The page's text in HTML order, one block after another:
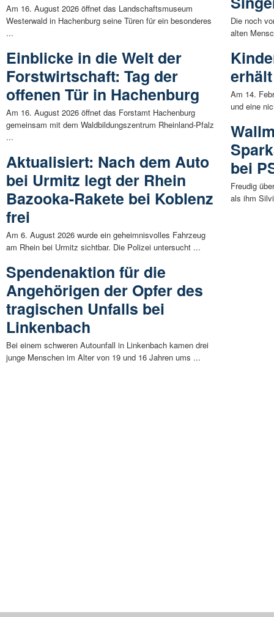
Am 16. August 2026 öffnet das Landschaftsmuseum
Westerwald in Hachenburg seine Türen für ein besonderes
...
Einblicke in die Welt der
Forstwirtschaft: Tag der
offenen Tür in Hachenburg
Am 16. August 2026 öffnet das Forstamt Hachenburg
gemeinsam mit dem Waldbildungszentrum Rheinland-Pfalz
...
Aktualisiert: Nach dem Auto
bei Urmitz legt der Rhein
Bazooka-Rakete bei Koblenz
frei
Am 6. August 2026 wurde ein geheimnisvolles Fahrzeug
am Rhein bei Urmitz sichtbar. Die Polizei untersucht ...
Spendenaktion für die
Angehörigen der Opfer des
tragischen Unfalls bei
Linkenbach
Bei einem schweren Autounfall in Linkenbach kamen drei
junge Menschen im Alter von 19 und 16 Jahren ums ...
Die noch
alten
Am 14.
und eine
bei
Freudig
als ihm